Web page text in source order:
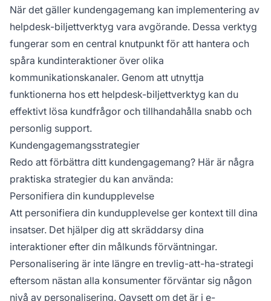
När det gäller kundengagemang kan implementering av
helpdesk-biljettverktyg vara avgörande. Dessa verktyg
fungerar som en central knutpunkt för att hantera och
spåra kundinteraktioner över olika
kommunikationskanaler. Genom att utnyttja
funktionerna hos ett helpdesk-biljettverktyg kan du
effektivt lösa kundfrågor och tillhandahålla snabb och
personlig support.
Kundengagemangsstrategier
Redo att förbättra ditt kundengagemang? Här är några
praktiska strategier du kan använda:
Personifiera din kundupplevelse
Att personifiera din kundupplevelse ger kontext till dina
insatser. Det hjälper dig att skräddarsy dina
interaktioner efter din målkunds förväntningar.
Personalisering är inte längre en trevlig-att-ha-strategi
eftersom nästan alla konsumenter förväntar sig någon
nivå av personalisering. Oavsett om det är i e-